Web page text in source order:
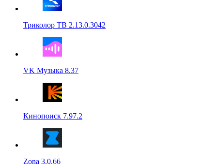
Триколор ТВ 2.13.0.3042
VK Музыка 8.37
Кинопоиск 7.97.2
Zona 3.0.66